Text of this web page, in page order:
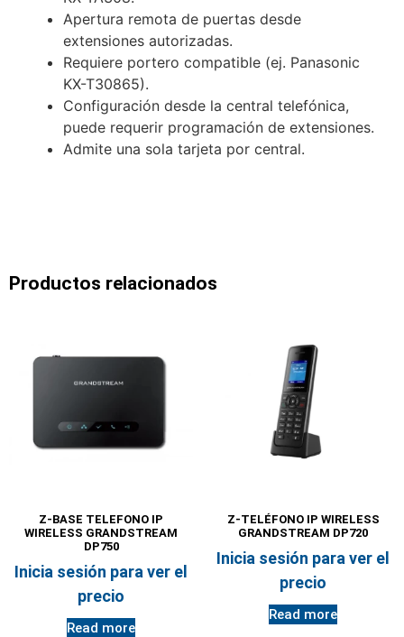
Apertura remota de puertas desde
extensiones autorizadas.
Requiere portero compatible (ej. Panasonic
KX-T30865).
Configuración desde la central telefónica,
puede requerir programación de extensiones.
Admite una sola tarjeta por central.
Productos relacionados
Z-BASE TELEFONO IP
WIRELESS GRANDSTREAM
DP750
Inicia sesión para ver el
precio
Read more
Z-TELÉFONO IP WIRELESS
GRANDSTREAM DP720
Inicia sesión para ver el
precio
Read more